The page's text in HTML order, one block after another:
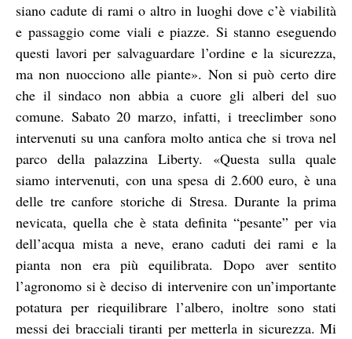
siano cadute di rami o altro in luoghi dove c’è viabilità
e passaggio come viali e piazze. Si stanno eseguendo
questi lavori per salvaguardare l’ordine e la sicurezza,
ma non nuocciono alle piante». Non si può certo dire
che il sindaco non abbia a cuore gli alberi del suo
comune. Sabato 20 marzo, infatti, i treeclimber sono
intervenuti su una canfora molto antica che si trova nel
parco della palazzina Liberty. «Questa sulla quale
siamo intervenuti, con una spesa di 2.600 euro, è una
delle tre canfore storiche di Stresa. Durante la prima
nevicata, quella che è stata definita “pesante” per via
dell’acqua mista a neve, erano caduti dei rami e la
pianta non era più equilibrata. Dopo aver sentito
l’agronomo si è deciso di intervenire con un’importante
potatura per riequilibrare l’albero, inoltre sono stati
messi dei bracciali tiranti per metterla in sicurezza. Mi